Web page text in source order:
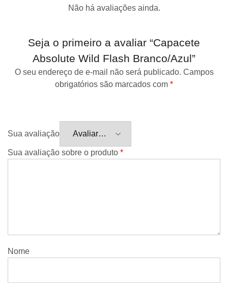
Não há avaliações ainda.
Seja o primeiro a avaliar “Capacete
Absolute Wild Flash Branco/Azul”
O seu endereço de e-mail não será publicado. Campos
obrigatórios são marcados com *
Sua avaliação
Sua avaliação sobre o produto *
Nome